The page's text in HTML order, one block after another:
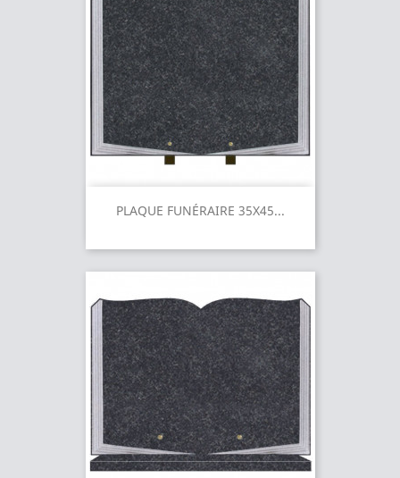
PLAQUE FUNÉRAIRE 35X45...